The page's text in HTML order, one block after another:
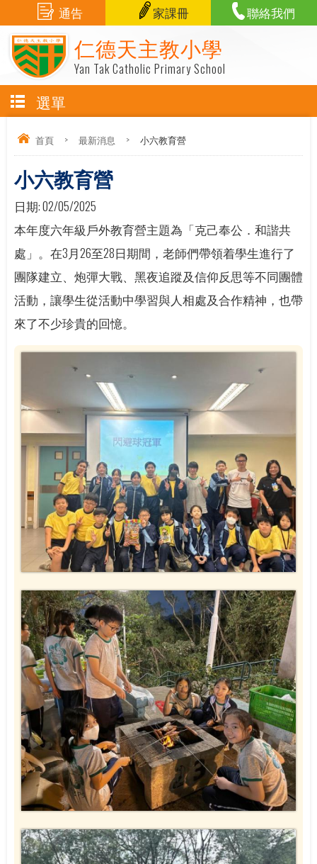
仁德天主教小學
Yan Tak Catholic Primary School
通告 家課冊 聯絡我們
選單
首頁 > 最新消息 > 小六教育營
小六教育營
日期:02/05/2025
本年度六年級戶外教育營主題為「克己奉公．和諧共
處」。在3月26至28日期間，老師們帶領着學生進行了
團隊建立、炮彈大戰、黑夜追蹤及信仰反思等不同團體
活動，讓學生從活動中學習與人相處及合作精神，也帶
來了不少珍貴的回憶。